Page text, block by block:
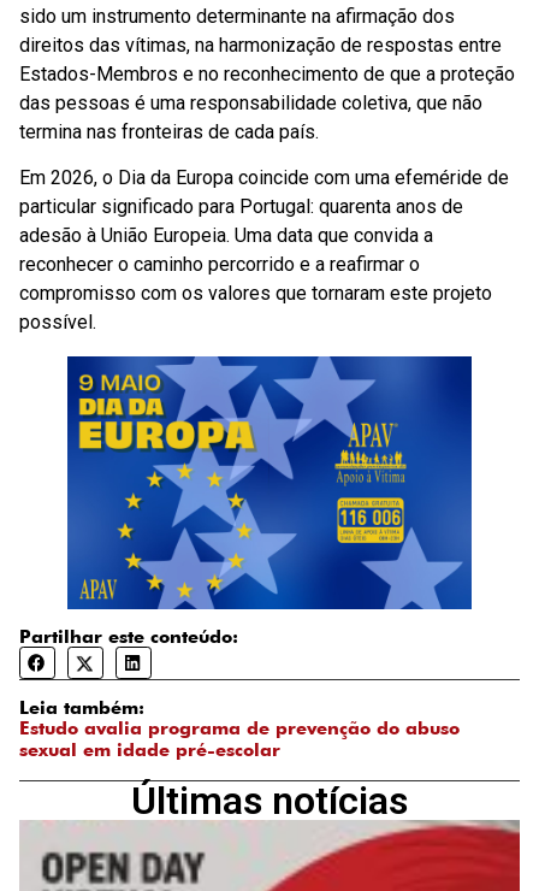
sido um instrumento determinante na afirmação dos
direitos das vítimas, na harmonização de respostas entre
Estados-Membros e no reconhecimento de que a proteção
das pessoas é uma responsabilidade coletiva, que não
termina nas fronteiras de cada país.
Em 2026, o Dia da Europa coincide com uma efeméride de
particular significado para Portugal: quarenta anos de
adesão à União Europeia. Uma data que convida a
reconhecer o caminho percorrido e a reafirmar o
compromisso com os valores que tornaram este projeto
possível.
Partilhar este conteúdo:
Leia também:
Estudo avalia programa de prevenção do abuso
sexual em idade pré-escolar
Últimas notícias